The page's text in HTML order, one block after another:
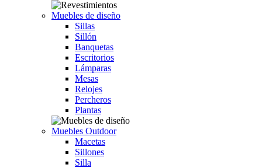
Muebles de diseño
Sillas
Sillón
Banquetas
Escritorios
Lámparas
Mesas
Relojes
Percheros
Plantas
Muebles Outdoor
Macetas
Sillones
Silla